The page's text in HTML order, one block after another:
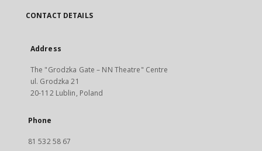
CONTACT DETAILS
Address
The "Grodzka Gate – NN Theatre" Centre
ul. Grodzka 21
20-112 Lublin, Poland
Phone
81 532 58 67